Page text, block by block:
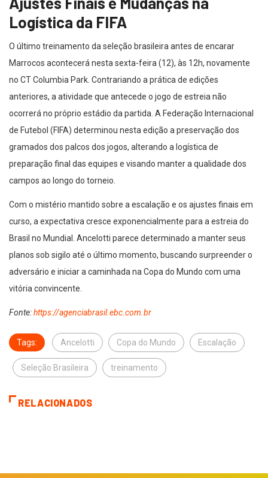
Logística da FIFA
O último treinamento da seleção brasileira antes de encarar
Marrocos acontecerá nesta sexta-feira (12), às 12h, novamente
no CT Columbia Park. Contrariando a prática de edições
anteriores, a atividade que antecede o jogo de estreia não
ocorrerá no próprio estádio da partida. A Federação Internacional
de Futebol (FIFA) determinou nesta edição a preservação dos
gramados dos palcos dos jogos, alterando a logística de
preparação final das equipes e visando manter a qualidade dos
campos ao longo do torneio.
Com o mistério mantido sobre a escalação e os ajustes finais em
curso, a expectativa cresce exponencialmente para a estreia do
Brasil no Mundial. Ancelotti parece determinado a manter seus
planos sob sigilo até o último momento, buscando surpreender o
adversário e iniciar a caminhada na Copa do Mundo com uma
vitória convincente.
Fonte:https://agenciabrasil.ebc.com.br
Tags: Ancelotti Copa do Mundo Escalação
Seleção Brasileira treinamento
RELACIONADOS